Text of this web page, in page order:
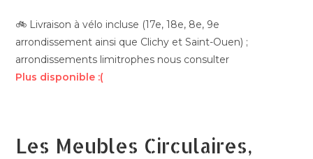
🚲 Livraison à vélo incluse (17e, 18e, 8e, 9e
arrondissement ainsi que Clichy et Saint-Ouen) ;
arrondissements limitrophes nous consulter
Plus disponible :(
Les Meubles Circulaires,